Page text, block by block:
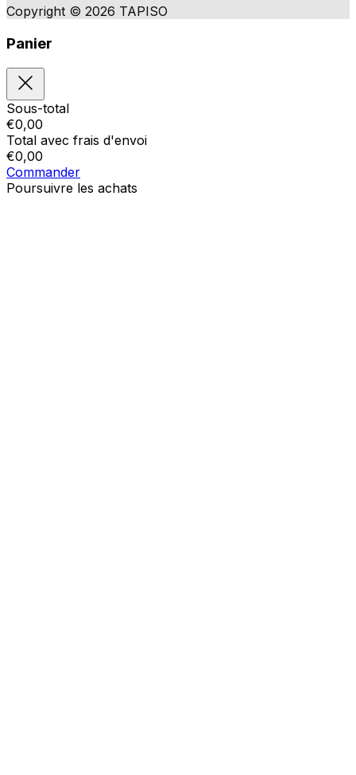
Copyright © 2026 TAPISO
Panier
Sous-total
€0,00
Total avec frais d'envoi
€0,00
Commander
Poursuivre les achats